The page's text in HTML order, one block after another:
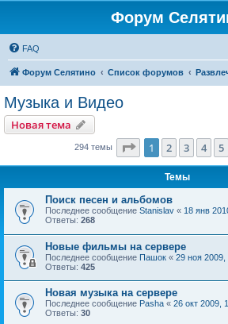
Форум
FAQ
Форум Селятино Список форумов
Музыка и Видео
Новая тема
294 темы Страница из 12
1 2 3 4 5
Темы
Поиск песен и альбомов
Последнее сообщение Stanislav « 18 янв
Ответы: 268
Новые фильмы на сервере
Последнее сообщение Пашок « 29 ноя 2009,
Ответы: 425
Новая музыка на сервере
Последнее сообщение Pasha « 26 окт 2009,
Ответы: 30